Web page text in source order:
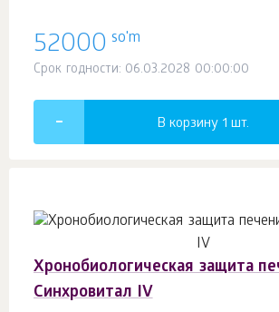
52000 so'm
Срок годности: 06.03.2028 00:00:00
В корзину 1 шт.
Хронобиологическая защита
Синхровитал IV